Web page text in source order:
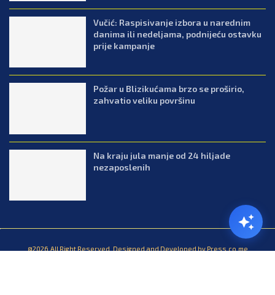
Vučić: Raspisivanje izbora u narednim
danima ili nedeljama, podnijeću ostavku
prije kampanje
Požar u Blizikućama brzo se proširio,
zahvatio veliku površinu
Na kraju jula manje od 24 hiljade
nezaposlenih
@2026.All Right Reserved. Designed and Developed by Press.co.me